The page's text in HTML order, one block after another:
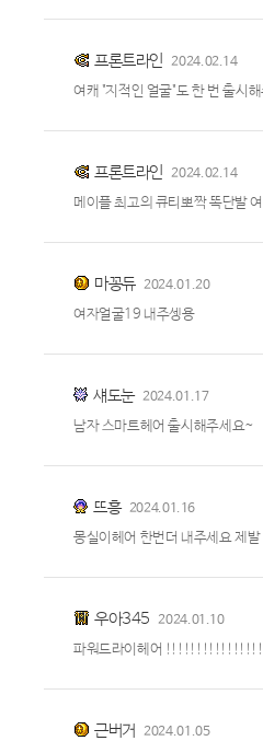
프론트라인 2024.02.14
여캐 "지적인 얼굴"도 한 번 출시
프론트라인 2024.02.14
메이플 최고의 큐티뽀짝 똑단발
마꽁듀 2024.01.20
여자얼굴19 내주셍용
섀도눈 2024.01.17
남자 스마트헤어 출시해주세요~
뜨흥 2024.01.16
몽실이헤어 한번더 내주세요 제발
우아345 2024.01.10
파워드라이헤어
근버거 2024.01.05